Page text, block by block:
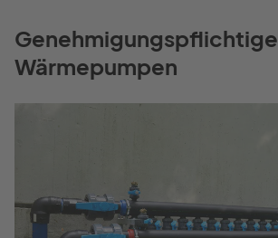
Genehmigungspflichtige
Wärmepumpen